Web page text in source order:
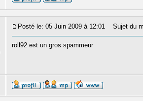
Posté le: 05 Juin 2009 à 12:01 Sujet du
roll92 est un gros spammeur